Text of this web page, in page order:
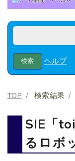
ヘルプ
TOP 検索結果
SIE「
るロボ